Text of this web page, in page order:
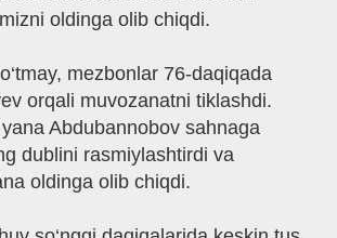
oldinga olib chiqdi.
mezbonlar 76-daqiqada
orqali muvozanatni tiklashdi.
Abdubannobov sahnaga
dublini rasmiylashtirdi va
oldinga olib chiqdi.